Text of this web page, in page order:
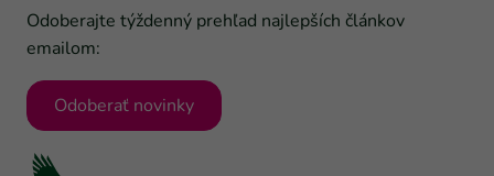
Odoberajte týždenný prehľad najlepších článkov
emailom:
Odoberať novinky